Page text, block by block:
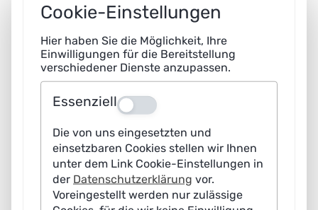
Cookie-Einstellungen
Hier haben Sie die Möglichkeit, Ihre
Einwilligungen für die Bereitstellung
verschiedener Dienste anzupassen.
Essenziell Aus
Die von uns eingesetzten und
einsetzbaren Cookies stellen wir Ihnen
unter dem Link Cookie-Einstellungen in
der Datenschutzerklärung vor.
Voreingestellt werden nur zulässige